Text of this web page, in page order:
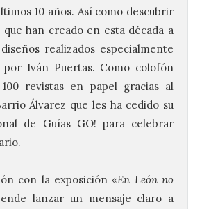
10 años. Así como descubrir
que han creado en esta década a
realizados especialmente
por Iván Puertas. Como colofón
revistas en papel gracias al
Álvarez que les ha cedido su
de Guías GO! para celebrar
con la exposición«En León no
lanzar un mensaje claro a